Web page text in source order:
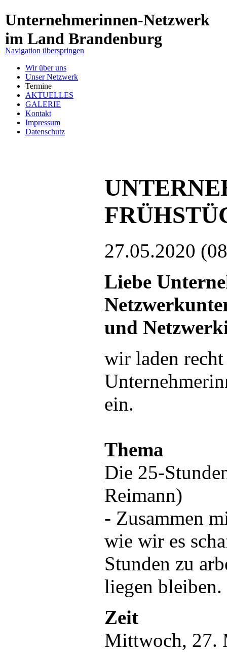
Unternehmerinnen-Netzwerk
im Land Brandenburg
Navigation überspringen
Wir über uns
Unser Netzwerk
Termine
AKTUELLES
GALERIE
Kontakt
Impressum
Datenschutz
27.05.2020
Liebe
und
wir laden
ein.
Thema
Die 25-
Reimann)
- Zusammen
wie wir es
Stunden zu
liegen bleiben.
Zeit
Mittwoch, 27.